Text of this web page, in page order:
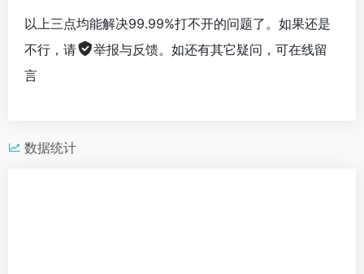
以上三点均能解决99.99%打不开的问题了。如果还是
不行，请
举报与反馈。如还有其它疑问，可在线留
言
数据统计